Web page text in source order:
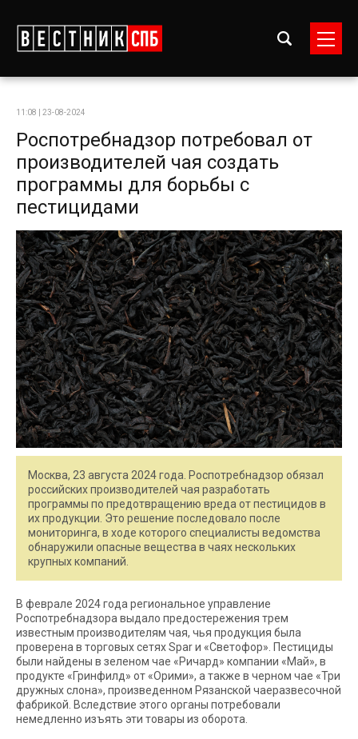
11:08 | 23-08-2024
Роспотребнадзор потребовал от
производителей чая создать
программы для борьбы с
пестицидами
Москва, 23 августа 2024 года. Роспотребнадзор обязал
российских производителей чая разработать
программы по предотвращению вреда от пестицидов в
их продукции. Это решение последовало после
мониторинга, в ходе которого специалисты ведомства
обнаружили опасные вещества в чаях нескольких
крупных компаний.
В феврале 2024 года региональное управление
Роспотребнадзора выдало предостережения трем
известным производителям чая, чья продукция была
проверена в торговых сетях Spar и «Светофор». Пестициды
были найдены в зеленом чае «Ричард» компании «Май», в
продукте «Гринфилд» от «Орими», а также в черном чае «Три
дружных слона», произведенном Рязанской чаеразвесочной
фабрикой. Вследствие этого органы потребовали
немедленно изъять эти товары из оборота.